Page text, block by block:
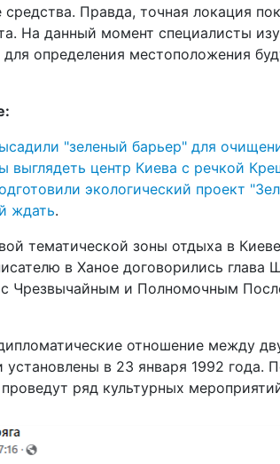
Правда, точная локация
На данный момент специалисты
определения местоположения
"зеленый барьер" для
выглядеть центр Киева с речкой
экологический проект
ждать.
тематической зоны отдыха в
в Ханое договорились глава
с Чрезвычайным и Полномочным
отношение между
установлены в 23 января 1992 года.
ряд культурных